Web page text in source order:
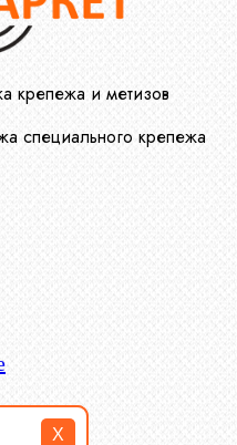
X
крепежа и метизов
специального крепежа